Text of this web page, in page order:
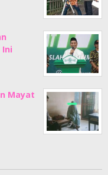
Ini
Mayat